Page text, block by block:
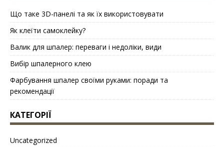
Що таке 3D-панелі та як їх використовувати
Як клеїти самоклейку?
Валик для шпалер: переваги і недоліки, види
Вибір шпалерного клею
Фарбування шпалер своїми руками: поради та
рекомендації
КАТЕГОРІЇ
Uncategorized